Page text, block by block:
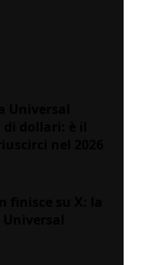
Universal
dollari: è il
finisce su X: la